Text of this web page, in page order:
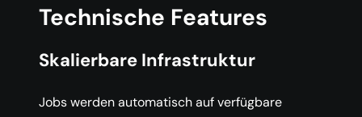
Technische Features
Skalierbare Infrastruktur
Jobs werden automatisch auf verfügbare